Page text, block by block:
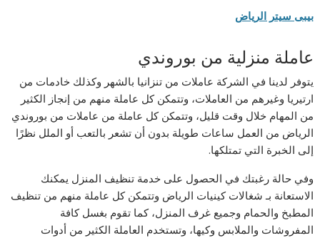
بيبى سيتر الرياض
عاملة منزلية من بوروندي
يتوفر لدينا في الشركة عاملات من تنزانيا بالشهر وكذلك خادمات من
ارتيريا وغيرهم من العاملات، وتتمكن كل عاملة منهم من إنجاز الكثير
من المهام خلال وقت قليل، وتتمكن كل عاملة من عاملات من بوروندي
الرياض من العمل ساعات طويلة بدون أن تشعر بالتعب أو الملل نظرًا
إلى الخبرة التي تمتلكها.
وفي حالة رغبتك في الحصول على خدمة تنظيف المنزل يمكنك
الاستعانة بـ شغالات كينيات الرياض وتتمكن كل عاملة منهم من تنظيف
المطبخ والحمام وجميع غرف المنزل، كما تقوم بغسل كافة
المفروشات والملابس وكيها، وتستخدم العاملة الكثير من أدوات